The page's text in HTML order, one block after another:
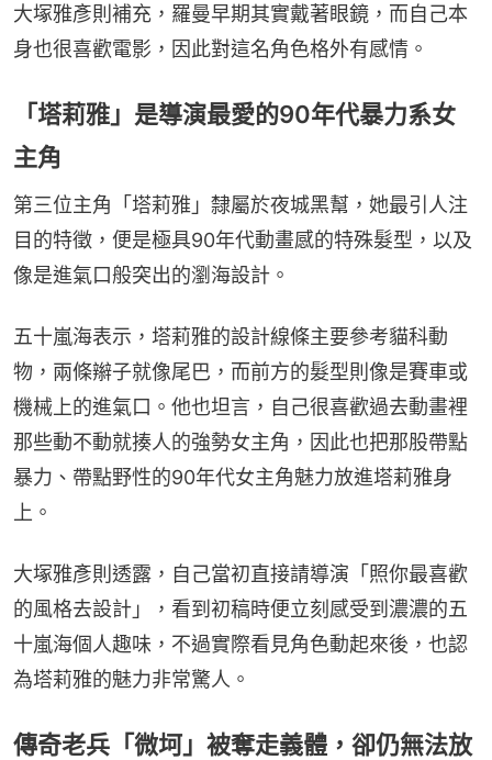
大塚雅彥則補充，羅曼早期其實戴著眼鏡，而自己本
身也很喜歡電影，因此對這名角色格外有感情。
「塔莉雅」是導演最愛的90年代暴力系女
主角
第三位主角「塔莉雅」隸屬於夜城黑幫，她最引人注
目的特徵，便是極具90年代動畫感的特殊髮型，以及
像是進氣口般突出的瀏海設計。
五十嵐海表示，塔莉雅的設計線條主要參考貓科動
物，兩條辮子就像尾巴，而前方的髮型則像是賽車或
機械上的進氣口。他也坦言，自己很喜歡過去動畫裡
那些動不動就揍人的強勢女主角，因此也把那股帶點
暴力、帶點野性的90年代女主角魅力放進塔莉雅身
上。
大塚雅彥則透露，自己當初直接請導演「照你最喜歡
的風格去設計」，看到初稿時便立刻感受到濃濃的五
十嵐海個人趣味，不過實際看見角色動起來後，也認
為塔莉雅的魅力非常驚人。
傳奇老兵「微坷」被奪走義體，卻仍無法放